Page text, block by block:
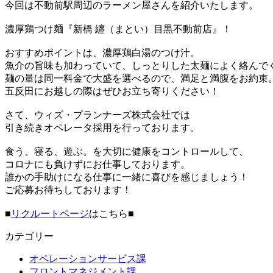
今回は不動前駅周辺のラーメン屋さんを紹介いたします。
濃厚鶏つけ麺『新橋 纏（まとい）目黒不動前店』！
おすすめポイントは、濃厚鶏白湯のつけ汁。
魚介の旨味も加わっていて、しっとりした太麺によく絡んで
麺の量は同一料金で大盛を選べるので、満足と満腹をお約束。
五反田にお越しの際はぜひお立ち寄りください！
さて、ウィズ・プランナーズ株式会社では
引き続きオペレータ採用を行っております。
食う、寝る、遊ぶ。を大切に健康をコントロールして、
コロナにも負けずにお仕事しております。
誰かの手助けになる仕事に一緒に喜びを感じましょう！
ご応募お待ちしております！
■ リクルートページはこちら■
カテゴリー
オペレーションサービス課